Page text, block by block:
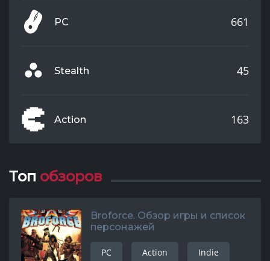
PC 661
Stealth 45
Action 163
Топ обзоров
Broforce. Обзор игры и список
персонажей
PC Action Indie